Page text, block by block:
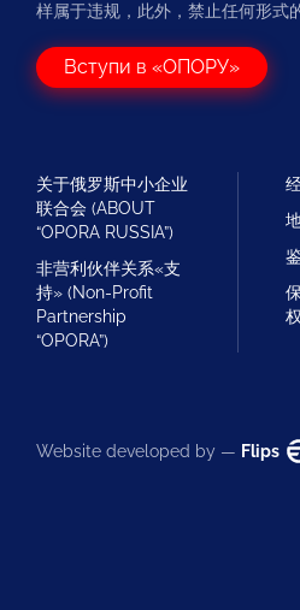
样属于违规，此外，禁止任何形式
Вступи в «ОПОРУ»
关于俄罗斯中小企业
联合会 (ABOUT
“OPORA RUSSIA”)
非营利伙伴关系«支
持» (Non-Profit
Partnership
“OPORA”)
Website developed by — Flips